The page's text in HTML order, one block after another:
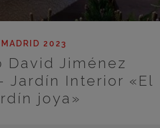
MADRID 2023
David Jiménez
Jardín Interior «El
joya»